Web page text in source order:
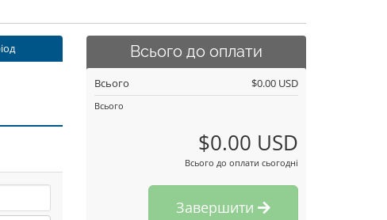
Всього до оплати
Всього $0.00 USD
Всього
$0.00 USD
Всього до оплати сьогодні
Завершити